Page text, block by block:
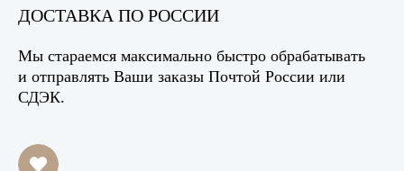
ДОСТАВКА ПО РОССИИ
Мы стараемся максимально быстро обрабатывать
и отправлять Ваши заказы Почтой России или
СДЭК.